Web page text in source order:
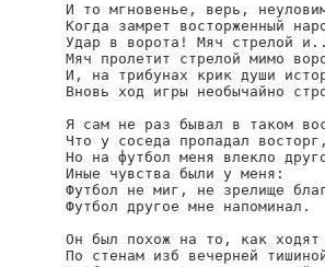
И то мгновенье, верь,
Когда замрет восторженный
Удар в ворота! Мяч стрелой
Мяч пролетит стрелой мимо
И, на трибунах крик души
Вновь ход игры необычайно
Я сам не раз бывал в таком
Что у соседа пропадал восторг,
Но на футбол меня влекло
Иные чувства были у меня:
Футбол не миг, не зрелище
Футбол другое мне напоминал.
Он был похож на то, как ходят
По стенам изб вечерней